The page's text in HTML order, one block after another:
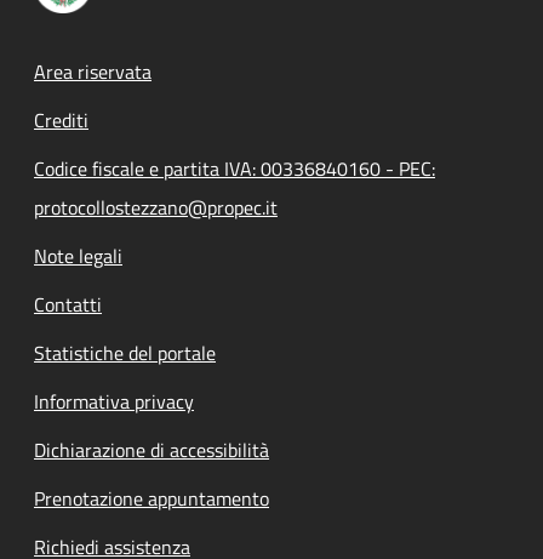
Footer menu
Area riservata
Crediti
Codice fiscale e partita IVA: 00336840160 - PEC:
protocollostezzano@propec.it
Note legali
Contatti
Statistiche del portale
Informativa privacy
Dichiarazione di accessibilità
Prenotazione appuntamento
Richiedi assistenza